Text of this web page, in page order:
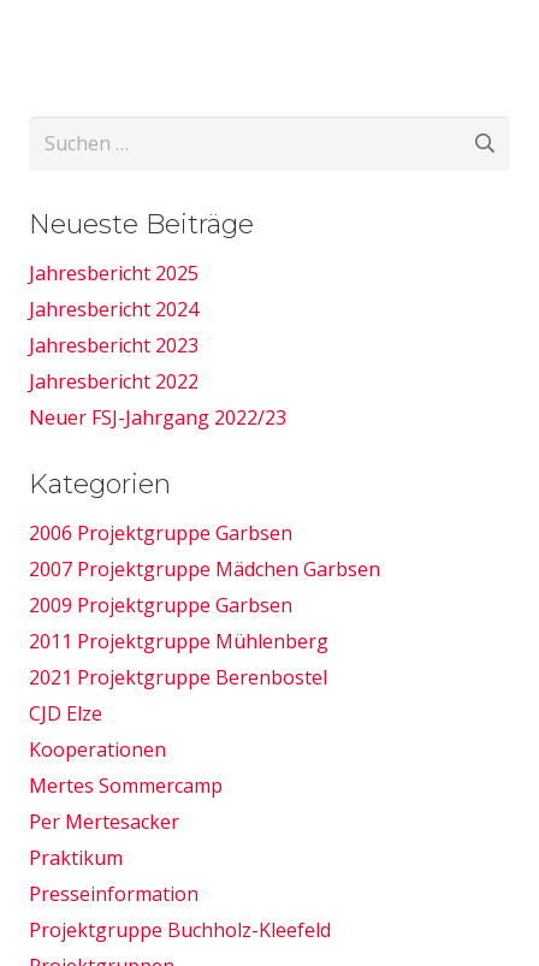
Suchen
Neueste Beiträge
Jahresbericht 2025
Jahresbericht 2024
Jahresbericht 2023
Jahresbericht 2022
Neuer FSJ-Jahrgang 2022/23
Kategorien
2006 Projektgruppe Garbsen
2007 Projektgruppe Mädchen Garbsen
2009 Projektgruppe Garbsen
2011 Projektgruppe Mühlenberg
2021 Projektgruppe Berenbostel
CJD Elze
Kooperationen
Mertes Sommercamp
Per Mertesacker
Praktikum
Presseinformation
Projektgruppe Buchholz-Kleefeld